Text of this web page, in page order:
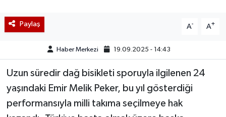
Paylaş A- A+
Haber Merkezi 19.09.2025 - 14:43
Uzun süredir dağ bisikleti sporuyla ilgilenen 24
yaşındaki Emir Melik Peker, bu yıl gösterdiği
performansıyla milli takıma seçilmeye hak